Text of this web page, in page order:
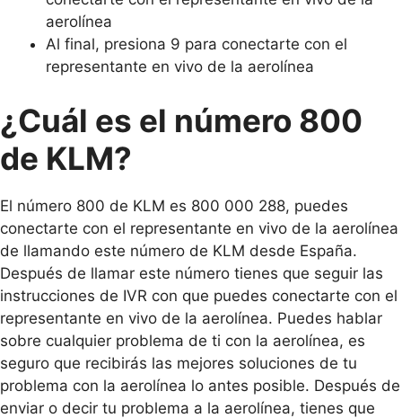
aerolínea
Al final, presiona 9 para conectarte con el
representante en vivo de la aerolínea
¿Cuál es el número 800
de KLM?
El número 800 de KLM es 800 000 288, puedes
conectarte con el representante en vivo de la aerolínea
de llamando este número de KLM desde España.
Después de llamar este número tienes que seguir las
instrucciones de IVR con que puedes conectarte con el
representante en vivo de la aerolínea. Puedes hablar
sobre cualquier problema de ti con la aerolínea, es
seguro que recibirás las mejores soluciones de tu
problema con la aerolínea lo antes posible. Después de
enviar o decir tu problema a la aerolínea, tienes que